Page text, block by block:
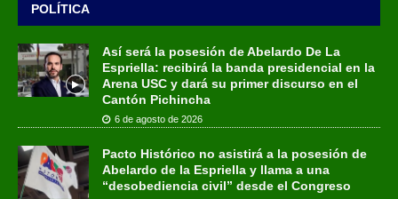
POLÍTICA
Así será la posesión de Abelardo De La
Espriella: recibirá la banda presidencial en la
Arena USC y dará su primer discurso en el
Cantón Pichincha
6 de agosto de 2026
Pacto Histórico no asistirá a la posesión de
Abelardo de la Espriella y llama a una
“desobediencia civil” desde el Congreso